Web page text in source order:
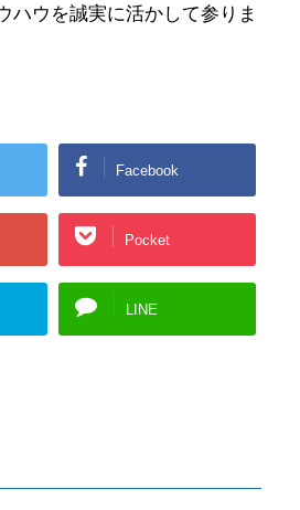
ハウを誠実に活かして参りま
Facebook
Pocket
LINE